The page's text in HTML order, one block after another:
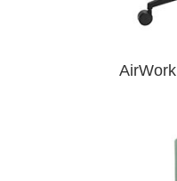
AirWork